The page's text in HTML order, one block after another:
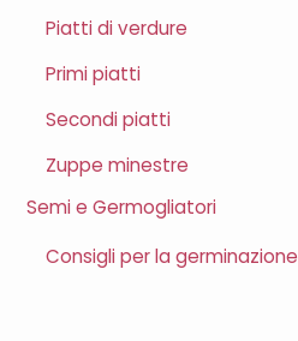
Piatti di verdure
Primi piatti
Secondi piatti
Zuppe minestre
Semi e Germogliatori
Consigli per la germinazione